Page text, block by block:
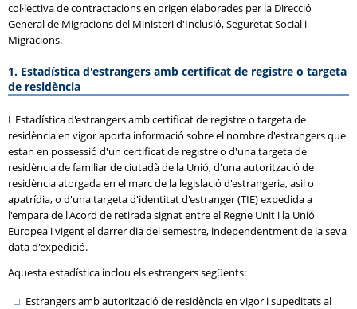
col·lectiva de contractacions en origen elaborades per la Direcció
General de Migracions del Ministeri d'Inclusió, Seguretat Social i
Migracions.
1. Estadística d'estrangers amb certificat de registre o targeta
de residència
L'Estadística d'estrangers amb certificat de registre o targeta de
residència en vigor aporta informació sobre el nombre d'estrangers que
estan en possessió d'un certificat de registre o d'una targeta de
residència de familiar de ciutadà de la Unió, d'una autorització de
residència atorgada en el marc de la legislació d'estrangeria, asil o
apatrídia, o d'una targeta d'identitat d'estranger (TIE) expedida a
l'empara de l'Acord de retirada signat entre el Regne Unit i la Unió
Europea i vigent el darrer dia del semestre, independentment de la seva
data d'expedició.
Aquesta estadística inclou els estrangers següents:
Estrangers amb autorització de residència en vigor i supeditats al